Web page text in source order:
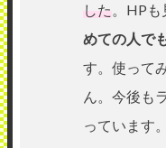
した 。HP
めての人で
す。使って
ん。今後も
っています。